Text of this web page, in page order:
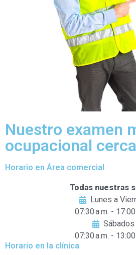
Nuestro examen
ocupacional
Horario en Área comercial
Todas nuestras
Lunes a
07:30 a.m. - 17:00
Sábados
07:30 a.m. - 13:00
Horario en la clínica